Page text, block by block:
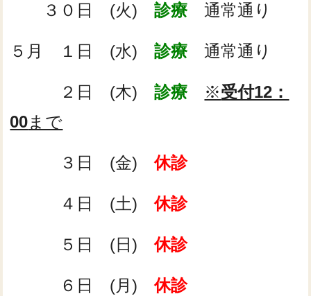
３０日 (火)診療通常通り
５月 １日 (水)診療 通常通り
２日 (木)診療 ※受付12：
00まで
３日 (金)休診
４ 日 (土)休診
５日 (日)休診
６日 (月)休診